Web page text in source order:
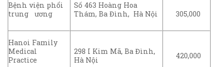
Bệnh viện phổi
trung ương
Số 463 Hoàng Hoa
Thám, Ba Đình, Hà Nội
305,000
Hanoi Family
Medical
Practice
298 I Kim Mã, Ba Đình,
Hà Nội
420,000